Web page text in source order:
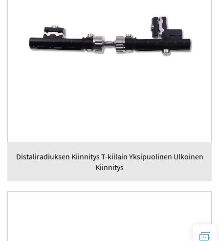
Distaliradiuksen Kiinnitys T-kiilain Yksipuolinen Ulkoinen
Kiinnitys